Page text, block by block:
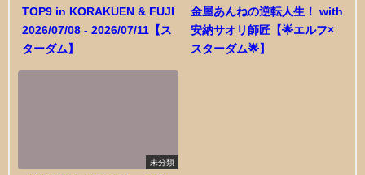
TOP9 in KORAKUEN & FUJI
2026/07/08 - 2026/07/11【ス
ターダム】
金屋あんねの逆転人生！ with
安納サオリ師匠【🌟エルフ×
スターダム🌟】
未分類